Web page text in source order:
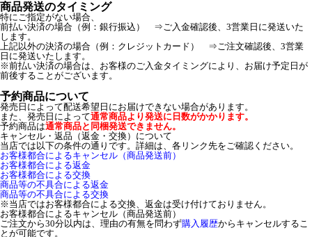
商品発送のタイミング
特にご指定がない場合、
前払い決済の場合（例：銀行振込） ⇒ご入金確認後、3営業日に発送いた
します。
上記以外の決済の場合（例：クレジットカード） ⇒ご注文確認後、3営業
日に発送いたします。
※前払い決済の場合は、お客様のご入金タイミングにより、お届け予定日が
前後することがございます。
予約商品について
発売日によって配送希望日にお届けできない場合があります。
また、発売日によって通常商品より発送に日数がかかります。
予約商品は通常商品と同梱発送できません。
キャンセル・返品（返金・交換）について
当店では以下の条件の通りです。詳細は、各リンク先をご確認ください。
お客様都合によるキャンセル（商品発送前）
お客様都合による返金
お客様都合による交換
商品等の不具合による返金
商品等の不具合による交換
※当店ではお客様都合による交換、返金は受け付けておりません。
お客様都合によるキャンセル（商品発送前）
ご注文から30分以内は、理由の有無を問わず購入履歴からキャンセルするこ
とが可能です。